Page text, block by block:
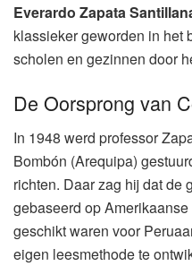
Everardo Zapata
klassieker geworden in het
scholen en gezinnen door
De Oorsprong van
In 1948 werd professor
Bombón (Arequipa)
richten. Daar zag hij dat de
gebaseerd op
geschikt waren voor
eigen leesmethode te